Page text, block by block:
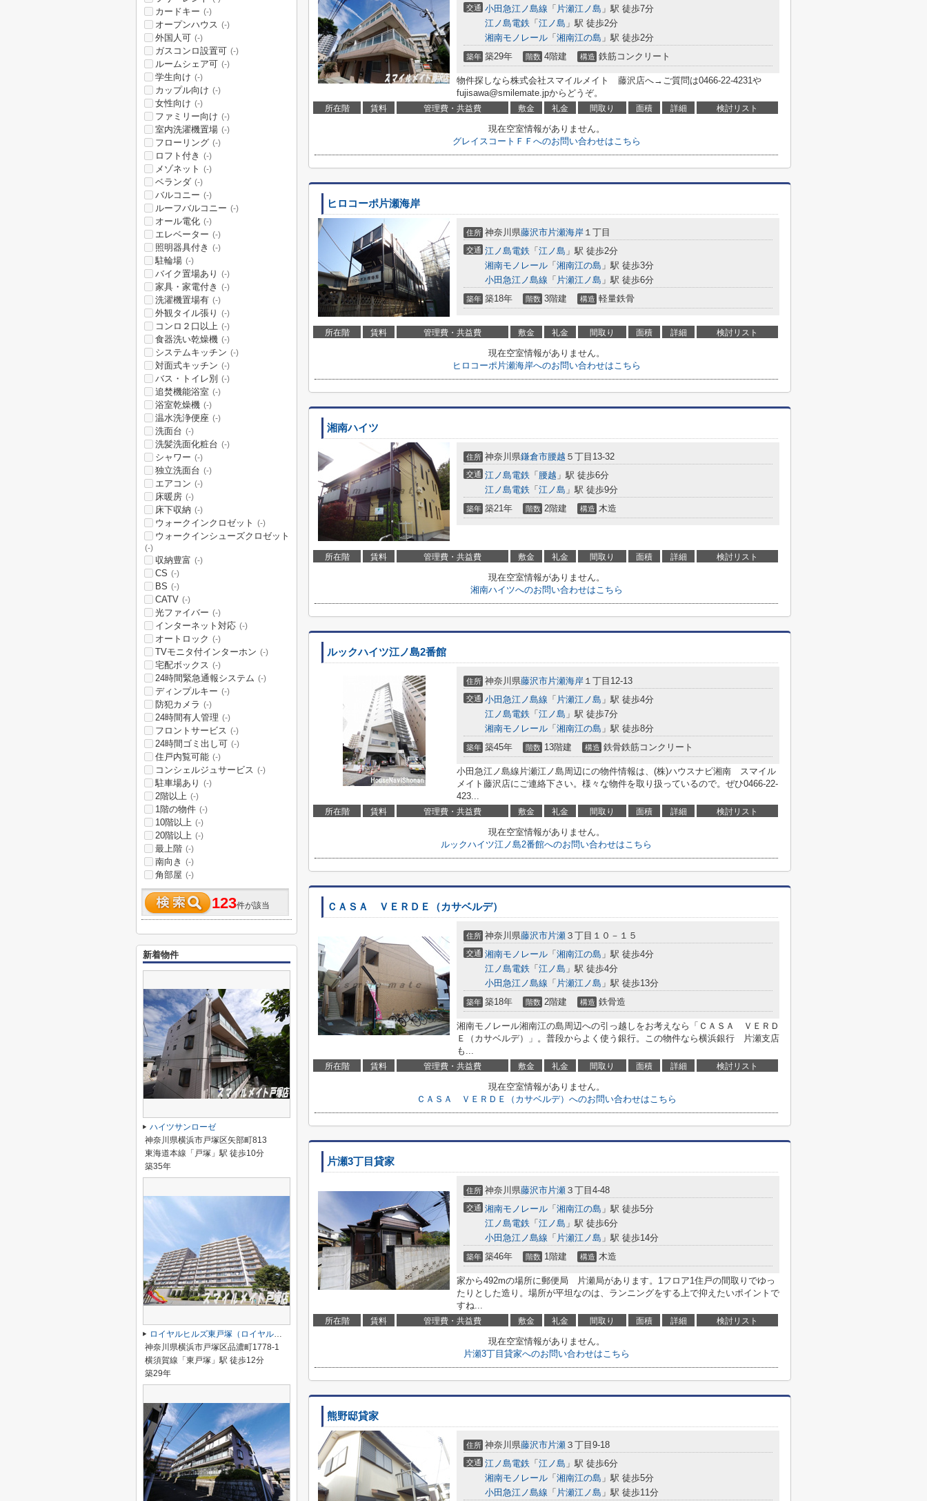
交通 小田急江ノ島線 「 片瀬江ノ島 」駅 徒歩7分
江ノ島電鉄 「 江ノ島 」駅 徒歩2分
湘南モノレール 「 湘南江の島 」駅 徒歩2分
築年 築29年 階数 4階建 構造 鉄筋コンクリート
物件探しなら株式会社スマイルメイト 藤沢店へ→ご質問は0466-22-4231や
fujisawa@smilemate.jpからどうぞ。
所在階 賃料 管理費・共益費 敷金 礼金 間取り 面積 詳細 検討リスト
現在空室情報がありません。
グレイスコートＦＦへのお問い合わせはこちら
ヒロコーポ片瀬海岸
住所 神奈川県藤沢市片瀬海岸 １丁目
交通 江ノ島電鉄 「 江ノ島 」駅 徒歩2分
湘南モノレール 「 湘南江の島 」駅 徒歩3分
小田急江ノ島線 「 片瀬江ノ島 」駅 徒歩6分
築年 築18年 階数 3階建 構造 軽量鉄骨
所在階 賃料 管理費・共益費 敷金 礼金 間取り 面積 詳細 検討リスト
現在空室情報がありません。
ヒロコーポ片瀬海岸へのお問い合わせはこちら
湘南ハイツ
住所 神奈川県鎌倉市腰越 ５丁目13-32
交通 江ノ島電鉄 「 腰越 」駅 徒歩6分
江ノ島電鉄 「 江ノ島 」駅 徒歩9分
築年 築21年 階数 2階建 構造 木造
所在階 賃料 管理費・共益費 敷金 礼金 間取り 面積 詳細 検討リスト
現在空室情報がありません。
湘南ハイツへのお問い合わせはこちら
ルックハイツ江ノ島2番館
住所 神奈川県藤沢市片瀬海岸 １丁目12-13
交通 小田急江ノ島線 「 片瀬江ノ島 」駅 徒歩4分
江ノ島電鉄 「 江ノ島 」駅 徒歩7分
湘南モノレール 「 湘南江の島 」駅 徒歩8分
築年 築45年 階数 13階建 構造 鉄骨鉄筋コンクリート
小田急江ノ島線片瀬江ノ島周辺にの物件情報は、(株)ハウスナビ湘南 スマイル
メイト藤沢店にご連絡下さい。様々な物件を取り扱っているので。ぜひ0466-22-
423...
所在階 賃料 管理費・共益費 敷金 礼金 間取り 面積 詳細 検討リスト
現在空室情報がありません。
ルックハイツ江ノ島2番館へのお問い合わせはこちら
ＣＡＳＡ ＶＥＲＤＥ（カサベルデ）
住所 神奈川県藤沢市片瀬 ３丁目１０－１５
交通 湘南モノレール 「 湘南江の島 」駅 徒歩4分
江ノ島電鉄 「 江ノ島 」駅 徒歩4分
小田急江ノ島線 「 片瀬江ノ島 」駅 徒歩13分
築年 築18年 階数 2階建 構造 鉄骨造
湘南モノレール湘南江の島周辺への引っ越しをお考えなら「ＣＡＳＡ ＶＥＲＤ
Ｅ（カサベルデ）」。普段からよく使う銀行。この物件なら横浜銀行 片瀬支店
も...
所在階 賃料 管理費・共益費 敷金 礼金 間取り 面積 詳細 検討リスト
現在空室情報がありません。
ＣＡＳＡ ＶＥＲＤＥ（カサベルデ）へのお問い合わせはこちら
片瀬3丁目貸家
住所 神奈川県藤沢市片瀬 ３丁目4-48
交通 湘南モノレール 「 湘南江の島 」駅 徒歩5分
江ノ島電鉄 「 江ノ島 」駅 徒歩6分
小田急江ノ島線 「 片瀬江ノ島 」駅 徒歩14分
築年 築46年 階数 1階建 構造 木造
家から492mの場所に郵便局 片瀬局があります。1フロア1住戸の間取りでゆっ
たりとした造り。場所が平坦なのは、ランニングをする上で抑えたいポイントで
すね...
所在階 賃料 管理費・共益費 敷金 礼金 間取り 面積 詳細 検討リスト
現在空室情報がありません。
片瀬3丁目貸家へのお問い合わせはこちら
熊野邸貸家
住所 神奈川県藤沢市片瀬 ３丁目9-18
交通 江ノ島電鉄 「 江ノ島 」駅 徒歩6分
湘南モノレール 「 湘南江の島 」駅 徒歩5分
小田急江ノ島線 「 片瀬江ノ島 」駅 徒歩11分
カードキー (-)
オープンハウス (-)
外国人可 (-)
ガスコンロ設置可 (-)
ルームシェア可 (-)
学生向け (-)
カップル向け (-)
女性向け (-)
ファミリー向け (-)
室内洗濯機置場 (-)
フローリング (-)
ロフト付き (-)
メゾネット (-)
ベランダ (-)
バルコニー (-)
ルーフバルコニー (-)
オール電化 (-)
エレベーター (-)
照明器具付き (-)
駐輪場 (-)
バイク置場あり (-)
家具・家電付き (-)
洗濯機置場有 (-)
外観タイル張り (-)
コンロ２口以上 (-)
食器洗い乾燥機 (-)
システムキッチン (-)
対面式キッチン (-)
バス・トイレ別 (-)
追焚機能浴室 (-)
浴室乾燥機 (-)
温水洗浄便座 (-)
洗面台 (-)
洗髪洗面化粧台 (-)
シャワー (-)
独立洗面台 (-)
エアコン (-)
床暖房 (-)
床下収納 (-)
ウォークインクロゼット (-)
ウォークインシューズクロゼット
(-)
収納豊富 (-)
CS (-)
BS (-)
CATV (-)
光ファイバー (-)
インターネット対応 (-)
オートロック (-)
TVモニタ付インターホン (-)
宅配ボックス (-)
24時間緊急通報システム (-)
ディンプルキー (-)
防犯カメラ (-)
24時間有人管理 (-)
フロントサービス (-)
24時間ゴミ出し可 (-)
住戸内覧可能 (-)
コンシェルジュサービス (-)
駐車場あり (-)
2階以上 (-)
1階の物件 (-)
10階以上 (-)
20階以上 (-)
最上階 (-)
南向き (-)
角部屋 (-)
123件が該当
新着物件
ハイツサンローゼ
神奈川県横浜市戸塚区矢部町813
東海道本線「戸塚」駅 徒歩10分
築35年
ロイヤルヒルズ東戸塚（ロイヤルヒルズヒガシトツカ）
神奈川県横浜市戸塚区品濃町1778-1
横須賀線「東戸塚」駅 徒歩12分
築29年